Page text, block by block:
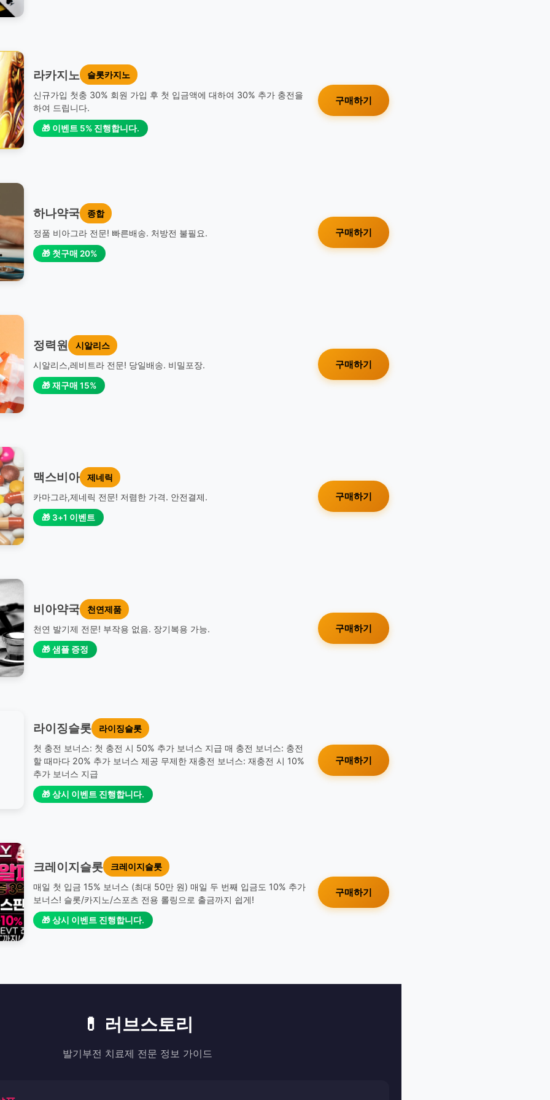
라카지노
슬롯카지노
신규가입 첫충 30% 회원 가입 후 첫 입금액에 대하여 30% 추가 충전을
하여 드립니다.
🎁 이벤트 5% 진행합니다.
구매하기
하나약국
종합
정품 비아그라 전문! 빠른배송. 처방전 불필요.
🎁 첫구매 20%
구매하기
정력원
시알리스
시알리스,레비트라 전문! 당일배송. 비밀포장.
🎁 재구매 15%
구매하기
맥스비아
제네릭
카마그라,제네릭 전문! 저렴한 가격. 안전결제.
🎁 3+1 이벤트
구매하기
비아약국
천연제품
천연 발기제 전문! 부작용 없음. 장기복용 가능.
🎁 샘플 증정
구매하기
라이징슬롯
라이징슬롯
첫 충전 보너스: 첫 충전 시 50% 추가 보너스 지급 매 충전 보너스: 충전
할 때마다 20% 추가 보너스 제공 무제한 재충전 보너스: 재충전 시 10%
추가 보너스 지급
🎁 상시 이벤트 진행합니다.
구매하기
크레이지슬롯
크레이지슬롯
매일 첫 입금 15% 보너스 (최대 50만 원) 매일 두 번째 입금도 10% 추가
보너스! 슬롯/카지노/스포츠 전용 롤링으로 출금까지 쉽게!
🎁 상시 이벤트 진행합니다.
구매하기
💊 러브스토리
발기부전 치료제 전문 정보 가이드